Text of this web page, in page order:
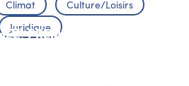
Climat Culture/Loisirs
Juridique
PREMIER POLE